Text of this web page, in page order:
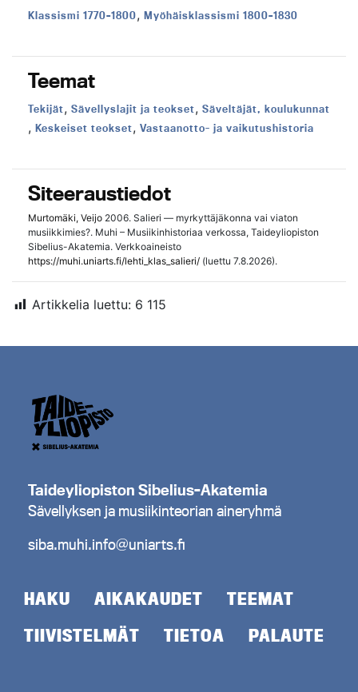
Aikakausi:
Klassismi 1770–1800, Aikakausi:
Myöhäisklassismi 1800–1830
Teemat
Teema:
Tekijät, Teema:
Sävellyslajit ja teokset, Teema:
Säveltäjät, koulukunnat
, Teema:
Keskeiset teokset, Teema:
Vastaanotto- ja vaikutushistoria
Siteeraustiedot
Murtomäki, Veijo 2006. Salieri — myrkyttäjäkonna vai viaton
musiikkimies?. Muhi – Musiikinhistoriaa verkossa, Taideyliopiston
Sibelius-Akatemia. Verkkoaineisto
https://muhi.uniarts.fi/lehti_klas_salieri/ (luettu 7.8.2026).
Artikkelia luettu: 6 115
Taideyliopiston Sibelius-Akatemia
Sävellyksen ja musiikinteorian aineryhmä
siba.muhi.info@uniarts.fi
HAKU AIKAKAUDET
TEEMAT
TIIVISTELMÄT
TIETOA PALAUTE